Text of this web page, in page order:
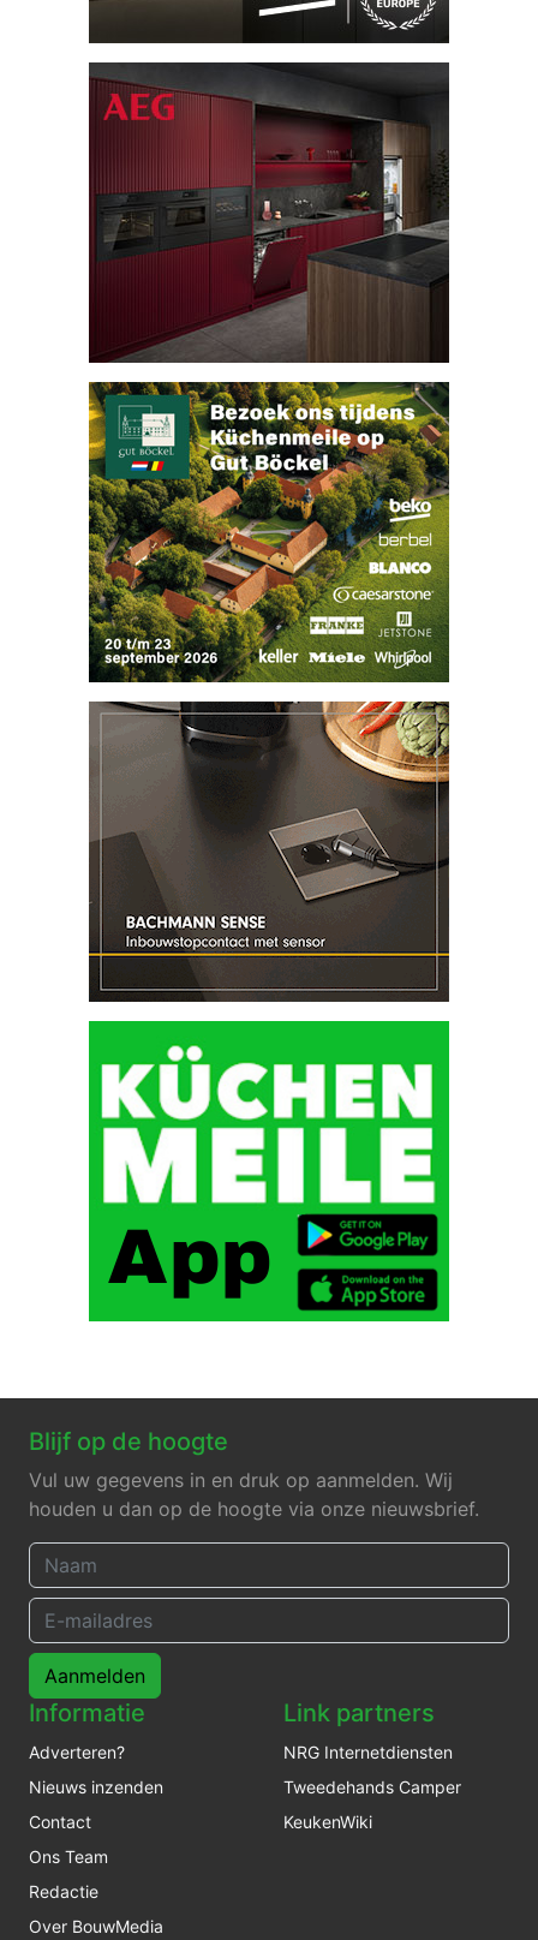
Blijf op de hoogte
Vul uw gegevens in en druk op aanmelden. Wij
houden u dan op de hoogte via onze nieuwsbrief.
Aanmelden
Informatie
Adverteren?
Nieuws inzenden
Contact
Ons Team
Redactie
Over BouwMedia
Link partners
NRG Internetdiensten
Tweedehands Camper
KeukenWiki